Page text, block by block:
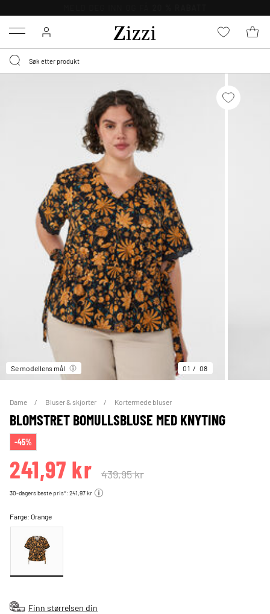
Menu
Se modellens mål 01 08
Dame Bluser & skjorter Kortermede bluser
BLOMSTRET BOMULLSBLUSE MED KNYTING
-45%
241,97 kr 439,95 kr
30-dagers beste pris*: 241,97 kr
Farge:Orange
Finn størrelsen din